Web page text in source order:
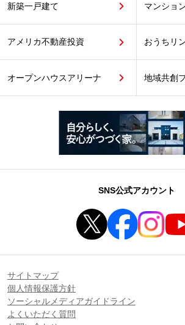
新築一戸建て マンショ
アメリカ不動産投資 おうちリ
オープンハウスアリーナ 地域共創
SNS公式アカウント
サイトマップ
個人情報保護方針
ソーシャルメディアガイドライン
よくいただく質問